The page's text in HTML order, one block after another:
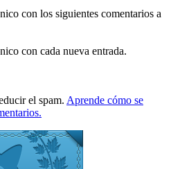
con los siguientes comentarios a
con cada nueva entrada.
el spam. Aprende cómo se